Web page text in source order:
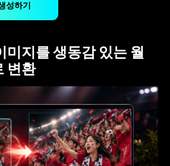
성하기
미지를 생동감 있는 월
변환